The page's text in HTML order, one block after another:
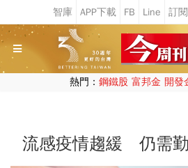
熱門： 鋼鐵股 富邦金 開發
流感疫情趨緩 仍需